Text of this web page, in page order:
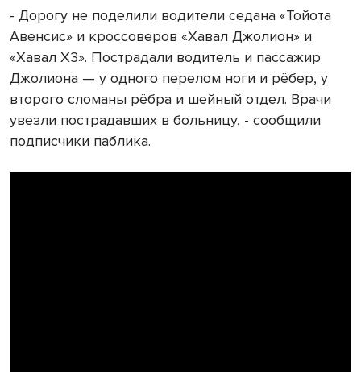
- Дорогу не поделили водители седана «Тойота
Авенсис» и кроссоверов «Хавал Джолион» и
«Хавал Х3». Пострадали водитель и пассажир
Джолиона — у одного перелом ноги и рёбер, у
второго сломаны рёбра и шейный отдел. Врачи
увезли пострадавших в больницу, - сообщили
подписчики паблика.